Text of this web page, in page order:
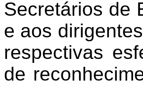
Secretários de
e aos
respectivas
de